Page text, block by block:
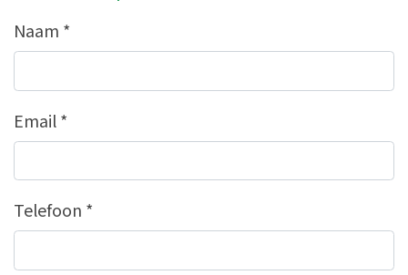
Naam *
Email*
Telefoon *